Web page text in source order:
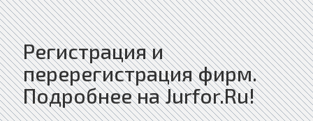
Регистрация и
перерегистрация фирм.
Подробнее на Jurfor.Ru!